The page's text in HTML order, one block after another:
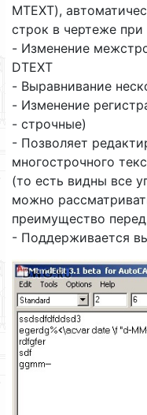
MTEXT),
строк в чертеже
- Изменение
DTEXT
- Выравнивание
- Изменение
- строчные)
- Позволяет
многострочного
(то есть видны все
можно
преимущество
- Поддерживается